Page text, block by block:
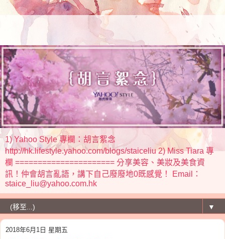
1) Yahoo Style 專欄：胡言絮念
http://hk.lifestyle.yahoo.com/blogs/staiceliu 2) Miss Tiara 專
欄 ====================== 分享美容、美妝及美食資
訊！仲會胡言亂語，講下自己廢廢地0既感覺！ Email：
staice_liu@yahoo.com.hk
▼
2018年6月1日 星期五